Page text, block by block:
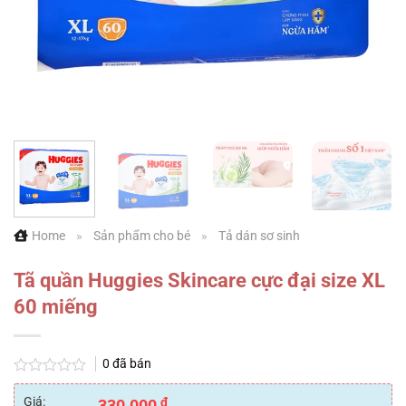
Home » Sản phẩm cho bé » Tả dán sơ sinh
Tã quần Huggies Skincare cực đại size XL
60 miếng
Được
xếp
0 đã bán
Giá:
₫